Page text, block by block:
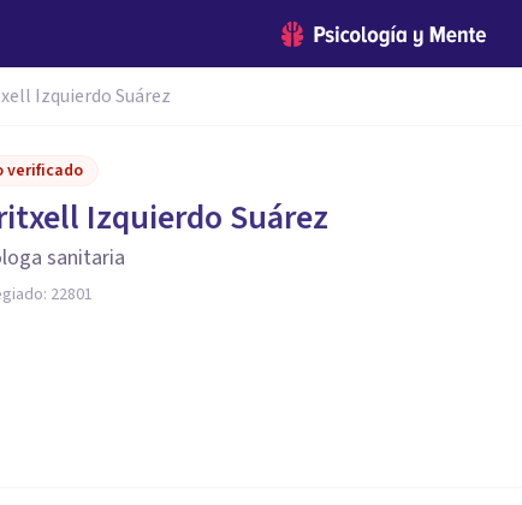
Izquierdo Suárez
verificado
Izquierdo Suárez
sanitaria
22801